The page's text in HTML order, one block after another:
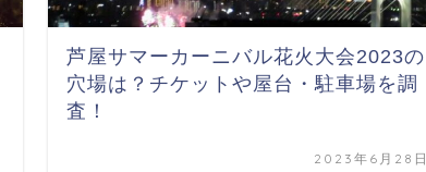
芦屋サマーカーニバル花火大会2023の
穴場は？チケットや屋台・駐車場を調
査！
2023年6月28日